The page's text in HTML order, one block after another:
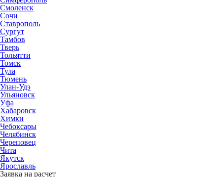
Смоленск
Сочи
Ставрополь
Сургут
Тамбов
Тверь
Тольятти
Томск
Тула
Тюмень
Улан-Удэ
Ульяновск
Уфа
Хабаровск
Химки
Чебоксары
Челябинск
Череповец
Чита
Якутск
Ярославль
Заявка на расчет